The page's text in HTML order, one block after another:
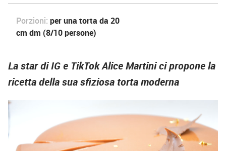
Porzioni: per una torta da 20
cm dm (8/10 persone)
La star di IG e TikTok Alice Martini ci propone la
ricetta della sua sfiziosa torta moderna